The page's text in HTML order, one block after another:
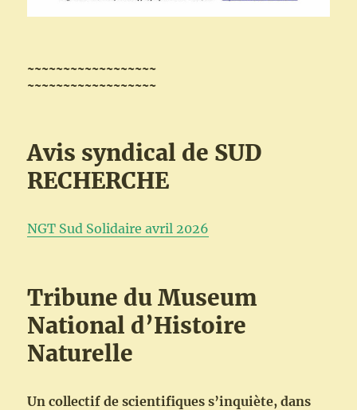
~~~~~~~~~~~~~~~~~~
~~~~~~~~~~~~~~~~~~
Avis syndical de SUD
RECHERCHE
NGT Sud Solidaire avril 2026
Tribune du Museum
National d’Histoire
Naturelle
Un collectif de scientifiques s’inquiète, dans